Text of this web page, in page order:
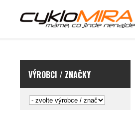
VÝROBCI / ZNAČKY